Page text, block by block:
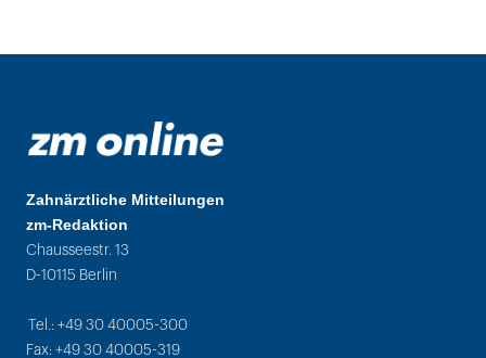
Zahnärztliche Mitteilungen
zm-Redaktion
Chausseestr. 13
D-10115 Berlin
Tel.: +49 30 40005-300
Fax: +49 30 40005-319